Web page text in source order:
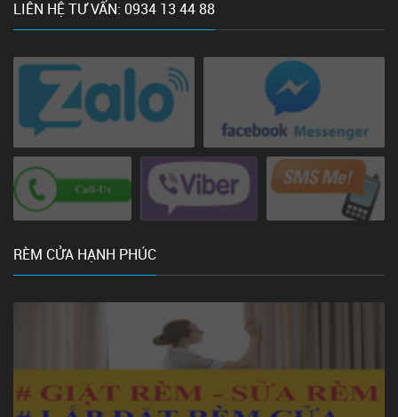
LIÊN HỆ TƯ VẤN: 0934 13 44 88
RÈM CỬA HẠNH PHÚC